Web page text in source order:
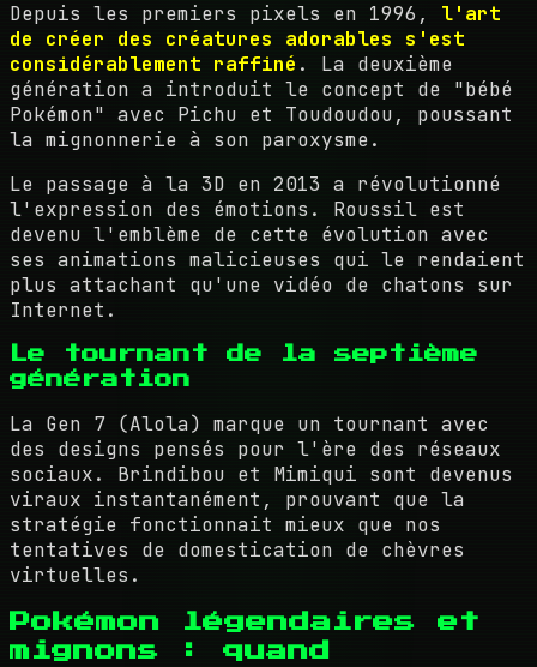
Depuis les premiers pixels en 1996, l'art
de créer des créatures adorables s'est
considérablement raffiné . La deuxième
génération a introduit le concept de "bébé
Pokémon" avec Pichu et Toudoudou, poussant
la mignonnerie à son paroxysme.
Le passage à la 3D en 2013 a révolutionné
l'expression des émotions. Roussil est
devenu l'emblème de cette évolution avec
ses animations malicieuses qui le rendaient
plus attachant qu'une vidéo de chatons sur
Internet.
Le tournant de la septième
génération
La Gen 7 (Alola) marque un tournant avec
des designs pensés pour l'ère des réseaux
sociaux. Brindibou et Mimiqui sont devenus
viraux instantanément, prouvant que la
stratégie fonctionnait mieux que nos
tentatives de domestication de chèvres
virtuelles.
Pokémon légendaires et
mignons : quand